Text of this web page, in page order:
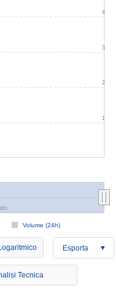
Volume (24h)
1
2
3
4
Esporta
Tecnica